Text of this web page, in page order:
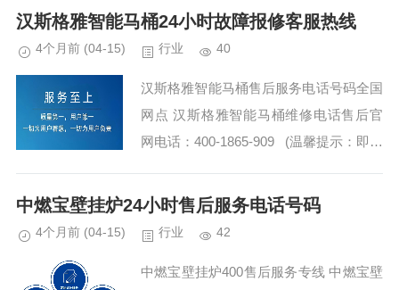
汉斯格雅智能马桶24小时故障报修客服热线
4个月前 (04-15) 行业 40
汉斯格雅智能马桶售后服务电话号码全国
网点 汉斯格雅智能马桶维修电话售后官
网电话：400-1865-909 (温馨提示：即可
修服务售后电话...
中燃宝壁挂炉24小时售后服务电话号码
4个月前 (04-15) 行业 42
中燃宝壁挂炉400售后服务专线 中燃宝壁